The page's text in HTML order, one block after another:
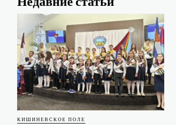
КИШИНЕВСКОЕ ПОЛЕ